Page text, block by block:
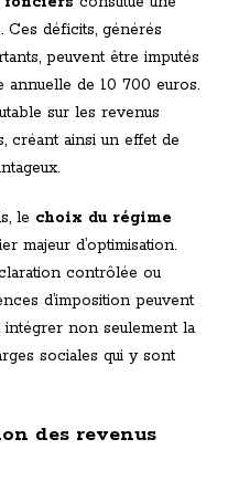
Ces déficits, générés
peuvent être imputés
de 10 700 euros.
sur les revenus
créant ainsi un effet de
le choix du régime
majeur d’optimisation.
contrôlée ou
d’imposition peuvent
non seulement la
sociales qui y sont
des revenus